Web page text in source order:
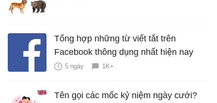
Tổng hợp những từ viết tắt trên
Facebook thông dụng nhất hiện nay
5 ngày 1K+
Tên gọi các mốc kỷ niệm ngày cưới?